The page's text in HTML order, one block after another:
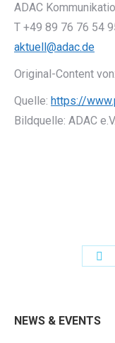
ADAC
T +49 89 76 76 54
aktuell@adac.de
Original-Content
Quelle: https://
Bildquelle: ADAC e.V.
NEWS & EVENTS